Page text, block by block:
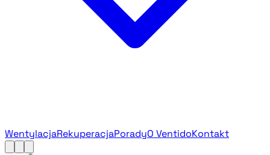
WentylacjaRekuperacjaPoradyO VentidoKontakt